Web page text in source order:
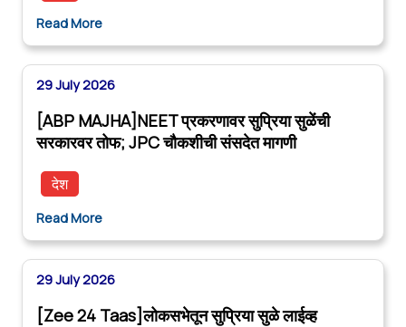
Read More
29 July 2026
[ABP MAJHA]NEET प्रकरणावर सुप्रिया सुळेंची
सरकारवर तोफ; JPC चौकशीची संसदेत मागणी
देश
Read More
29 July 2026
[Zee 24 Taas]लोकसभेतून सुप्रिया सुळे लाईव्ह